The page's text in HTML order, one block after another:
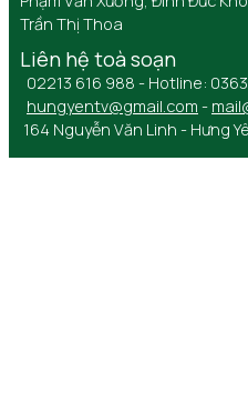
Trần Thị Thoa
Liên hệ toà soạn
02213 616 988 - Hotline:
hungyentv@gmail.com -
164 Nguyễn Văn Linh - Hưng